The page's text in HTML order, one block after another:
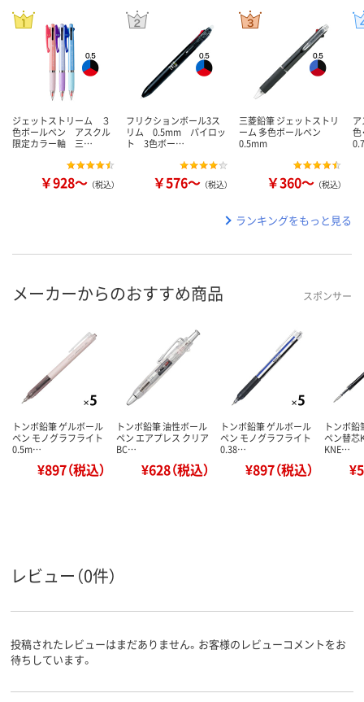
ジェットストリーム ３
色ボールペン アスクル
限定カラー軸 三…
￥928～ （税込）
フリクションボール3ス
リム 0.5mm パイロッ
ト 3色ボー…
￥576～ （税込）
三菱鉛筆 ジェットストリ
ーム 多色ボールペン
0.5mm
￥360～ （税込）
ランキングをもっと見る
メーカーからのおすすめ商品 スポンサー
トンボ鉛筆 ゲルボール
ペン モノグラフライト
0.5m…
¥897（税込）
トンボ鉛筆 油性ボール
ペン エアプレス クリア
BC…
¥628（税込）
トンボ鉛筆 ゲルボール
ペン モノグラフライト
0.38…
¥897（税込）
トンボ鉛
ペン替芯
KNE…
レビュー（0件）
投稿されたレビューはまだありません。お客様のレビューコメントをお
待ちしています。